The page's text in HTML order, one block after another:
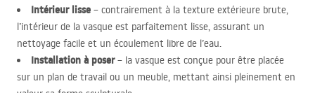
Intérieur lisse – contrairement à la texture extérieure brute,
l’intérieur de la vasque est parfaitement lisse, assurant un
nettoyage facile et un écoulement libre de l’eau.
Installation à poser– la vasque est conçue pour être placée
sur un plan de travail ou un meuble, mettant ainsi pleinement en